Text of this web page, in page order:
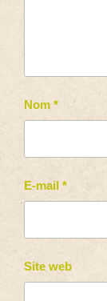
Nom *
E-mail *
Site web